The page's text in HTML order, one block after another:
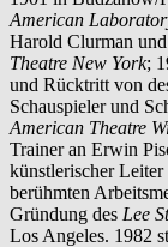
American
Harold Clurman
Theatre New York;
und Rücktritt von
Schauspieler und
American Theatre
Trainer an Erwin
künstlerischer Leiter
berühmten
Gründung des Lee
Los Angeles. 1982